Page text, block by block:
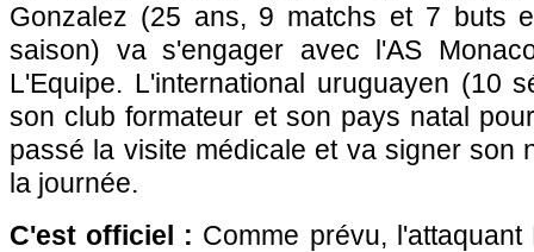
Gonzalez (25 ans, 9 matchs et 7 buts
saison) va s'engager avec l'AS
L'Equipe. L'international uruguayen (10
son club formateur et son pays natal
passé la visite médicale et va signer son
la journée.
C'est officiel : Comme prévu,